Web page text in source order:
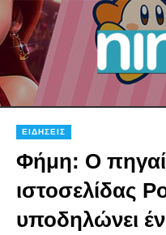
ΕΙΔΉΣΕΙΣ
Φήμη: Ο
ιστοσελίδας
υποδηλώνει